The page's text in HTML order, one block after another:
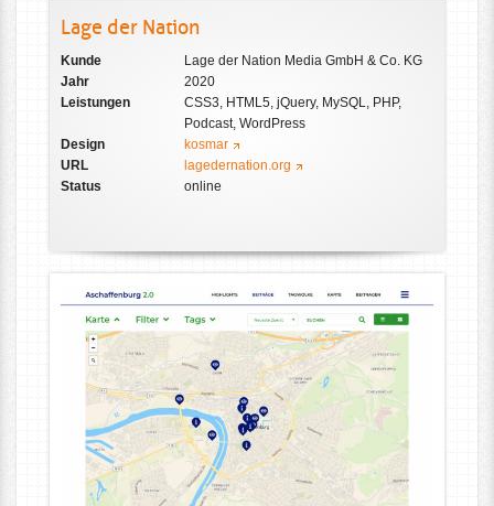
Lage der Nation
Kunde
Lage der Nation Media GmbH & Co. KG
Jahr
2020
Leistungen
CSS3, HTML5, jQuery, MySQL, PHP,
Podcast, WordPress
Design
kosmar
URL
lagedernation.org
Status
online